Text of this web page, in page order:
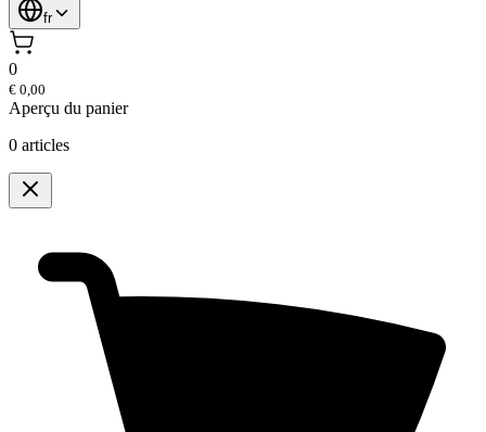
fr
0
€ 0,00
Aperçu du panier
0 articles